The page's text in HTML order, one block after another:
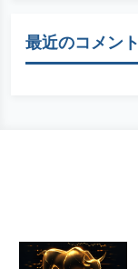
最近のコメント